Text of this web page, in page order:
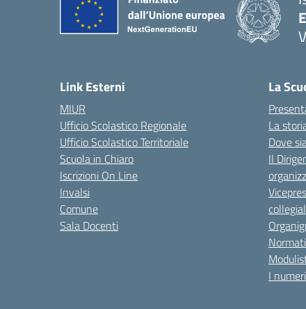
Link Esterni
MIUR
Ufficio Scolastico Regionale
Ufficio Scolastico Territoriale
Scuola in Chiaro
Iscrizioni On Line
Invalsi
Comune
Sala Docenti
La
La
Dove
Il
I